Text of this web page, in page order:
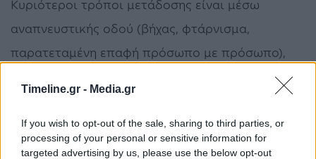
Timeline.gr - Media.gr
If you wish to opt-out of the sale, sharing to third parties, or
processing of your personal or sensitive information for
targeted advertising by us, please use the below opt-out
Κυριότεροι τρόποι μετάδοσης είναι μέσω
αναπνευστικής οδού (βήχας, φτάρνισμα,
παρατεταμένη επαφή πρόσωπο με πρόσωπο),
μέσω επαφής με μολυσμένα άτομα, τα ρούχα
τους, τα σεντόνια τους ή τα σωματικά τους υγρά.
Ο ιός εισέρχεται στο σώμα, μέσω δερματικών
βλαβών (ορατών ή αόρατων) των βλεννογόνων